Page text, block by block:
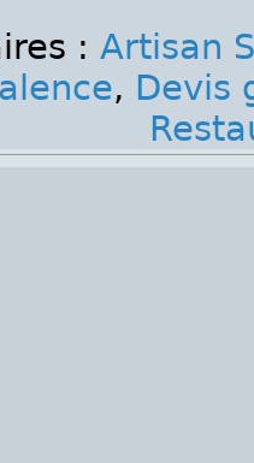
: Artisan
, Devis